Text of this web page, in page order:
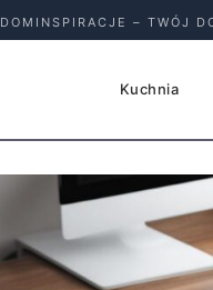
DOMINSPIRACJE – TWÓJ
Kuchnia